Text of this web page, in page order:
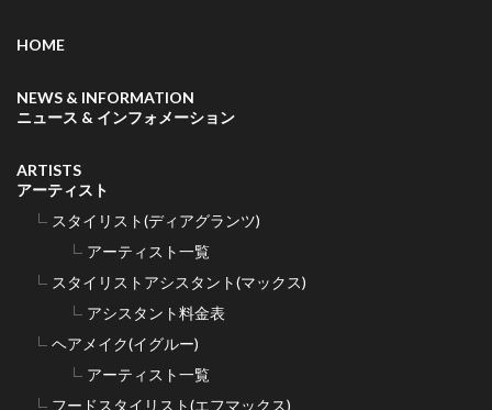
HOME
NEWS & INFORMATION
ニュース & インフォメーション
ARTISTS
アーティスト
スタイリスト(ディアグランツ)
アーティスト一覧
スタイリストアシスタント(マックス)
アシスタント料金表
ヘアメイク(イグルー)
アーティスト一覧
フードスタイリスト(エフマックス)